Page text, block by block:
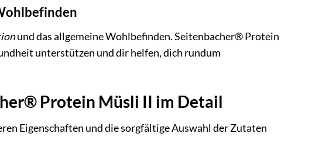
und das allgemeine Wohlbefinden. Seitenbacher® Protein
unterstützen und dir helfen, dich rundum
Protein Müsli II im Detail
Eigenschaften und die sorgfältige Auswahl der Zutaten